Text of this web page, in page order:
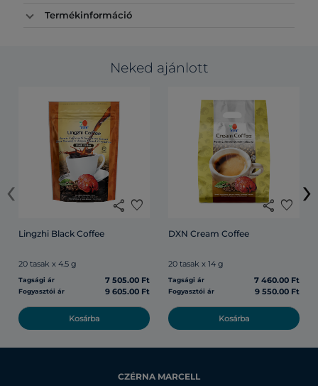
Termékinformáció
Neked ajánlott
share favorite
Lingzhi Black Coffee
20 tasak x 4.5 g
Tagsági ár 7 505.00 Ft
Fogyasztói ár 9 605.00 Ft
Kosárba
share favorite
DXN Cream Coffee
20 tasak x 14 g
Tagsági ár 7 460.00 Ft
Fogyasztói ár 9 550.00 Ft
Kosárba
‹ ›
CZÉRNA MARCELL